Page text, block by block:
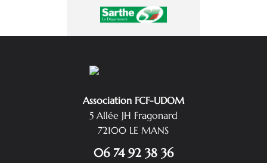
Association FCF-UDOM
5 Allée JH Fragonard
72100 LE MANS
06 74 92 38 36